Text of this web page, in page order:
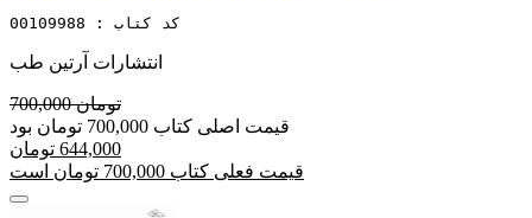
کد کتاب : 00109988
انتشارات آرتین طب
700,000 تومان
قیمت اصلی کتاب 700,000 تومان بود
644,000 تومان
قیمت فعلی کتاب 700,000 تومان است